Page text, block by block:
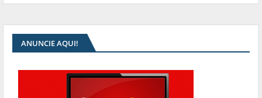
ANUNCIE AQUI!